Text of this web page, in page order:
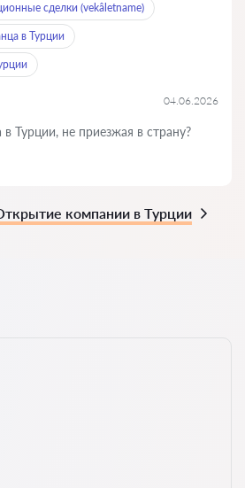
сделки (vekâletname)
в Турции
04.06.2026
Турции, не приезжая в страну?
компании в Турции